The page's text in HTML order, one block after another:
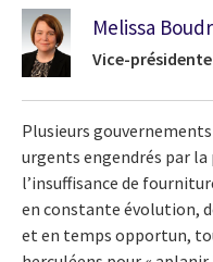
Melissa
Vice-
Plusieurs
urgents engendrés par la
l’insuffisance de
en constante évolution,
et en temps opportun,